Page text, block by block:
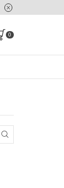
0
SEARCH